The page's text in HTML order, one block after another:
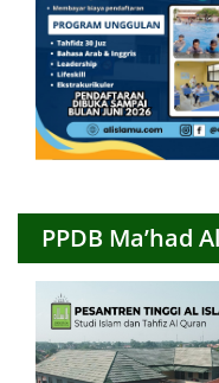
PPDB Ma’had